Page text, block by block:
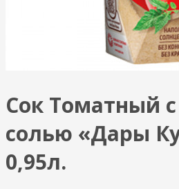
Сок Томатный
солью «Дары
0,95л.